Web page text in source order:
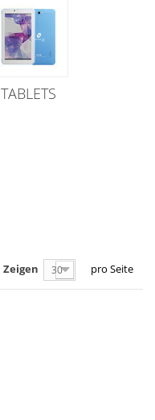
TABLETS
Zeigen 30 pro Seite